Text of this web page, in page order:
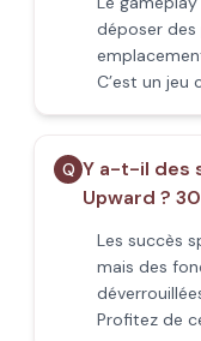
déposer des
C’est un jeu
Q Y a-t-il des
Upward ?
Les succès
mais des
Profitez de